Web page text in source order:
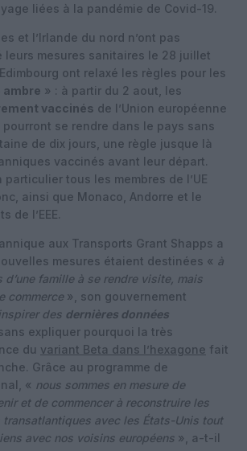
liées à la pandémie de Covid-19.
et l’Irlande du nord n’ont pas
leurs mesures sanitaires le 28 juillet
ont relaxé les règles pour les
ambre » : à partir du 2 aout, les
vaccinés de l’Union européenne
se rendre dans le pays sans
de dix jours, une règle jusque là
vaccinés avant leur départ.
tous les membres de l’UE
ainsi que Monaco, Andorre et le
de l’EEE.
aux Transports Grant Shapps a
mesures étaient destinées « à
d’une famille à se rendre visite, mais
commerce », son gouvernement
des dernières données
expliquer pourquoi la très
du variant Beta dans l’hexagone fait
Grâce au programme de
« nous sommes en mesure de
et de commencer à reconstruire les
avec les États-Unis tout
avec nos voisins européens », a-t-il